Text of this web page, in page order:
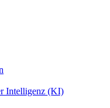
Intelligenz (KI)